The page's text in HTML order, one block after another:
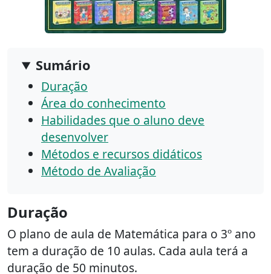
Sumário
Duração
Área do conhecimento
Habilidades que o aluno deve
desenvolver
Métodos e recursos didáticos
Método de Avaliação
Duração
O plano de aula de Matemática para o 3º ano
tem a duração de 10 aulas. Cada aula terá a
duração de 50 minutos.